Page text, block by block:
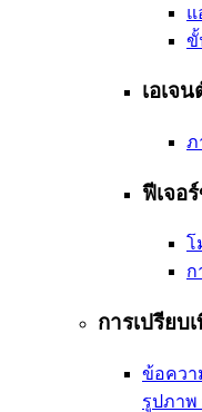
แ
ขั้
เอเจน
ภ
ฟีเจอ
ก
การเปรียบ
ข้อควา
รูปภาพ